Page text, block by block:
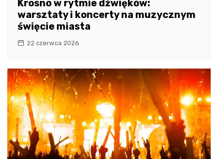
Krosno w rytmie dźwięków:
warsztaty i koncerty na muzycznym
święcie miasta
22 czerwca 2026